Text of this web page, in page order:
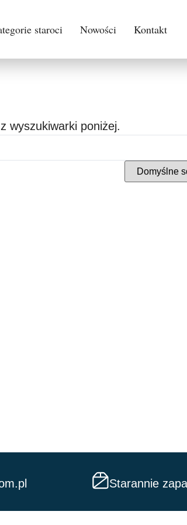
staroci Nowości Kontakt
wyszukiwarki poniżej.
Starannie